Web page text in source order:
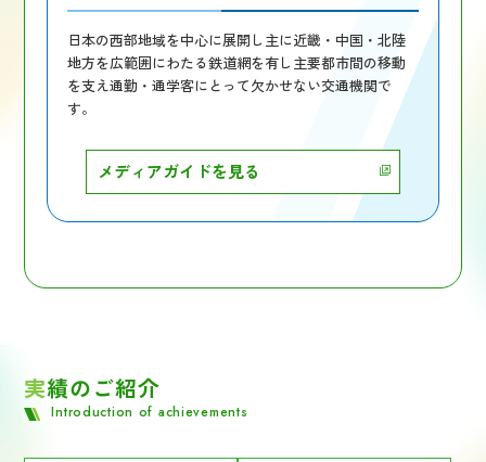
日本の西部地域を中心に展開し主に近畿・中国・北陸
地方を広範囲にわたる鉄道網を有し主要都市間の移動
を支え通勤・通学客にとって欠かせない交通機関で
す。
メディアガイドを見る
実績のご紹介
Introduction of achievements